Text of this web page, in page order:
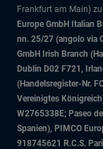
Frankfurt am Main)
Europe GmbH Italian
nn. 25/27 (angolo via
GmbH Irish Branch
Dublin D02 F721,
(Handelsregister-Nr.
Vereinigtes
W2765338E; Paseo
Spanien), PIMCO
918745621 R.C.S.